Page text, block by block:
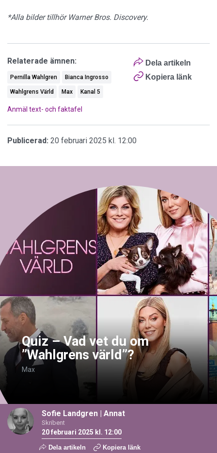
*Alla bilder tillhör Warner Bros. Discovery.
Dela artikeln
Kopiera länk
Relaterade ämnen:
Pernilla Wahlgren Bianca Ingrosso
Wahlgrens Värld Max Kanal 5
Anmäl text- och faktafel
Publicerad: 20 februari 2025 kl. 12:00
Quiz – Vad vet du om
”Wahlgrens värld”?
Max
Sofie Landgren | Annat
Skribent
20 februari 2025 kl. 12:00
Dela artikeln Kopiera länk